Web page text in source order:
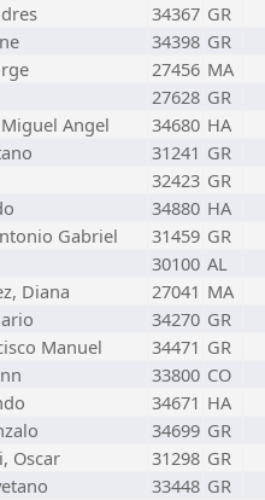
34367 GR
34398 GR
27456 MA
27628 GR
Angel 34680 HA
31241 GR
32423 GR
34880 HA
Gabriel 31459 GR
30100 AL
Diana 27041 MA
34270 GR
Manuel 34471 GR
33800 CO
34671 HA
34699 GR
Oscar 31298 GR
33448 GR